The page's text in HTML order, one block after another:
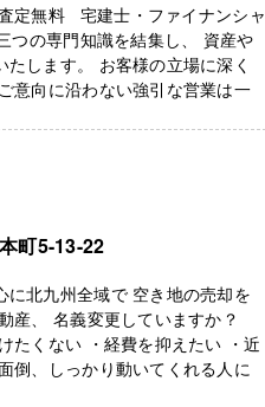
定無料 宅建士・ファイナンシャ
つの専門知識を結集し、 資産や
します。 お客様の立場に深く
意向に沿わない強引な営業は一
町5-13-22
北九州全域で 空き地の売却を
産、 名義変更していますか？
たくない ・経費を抑えたい ・近
倒、しっかり動いてくれる人に